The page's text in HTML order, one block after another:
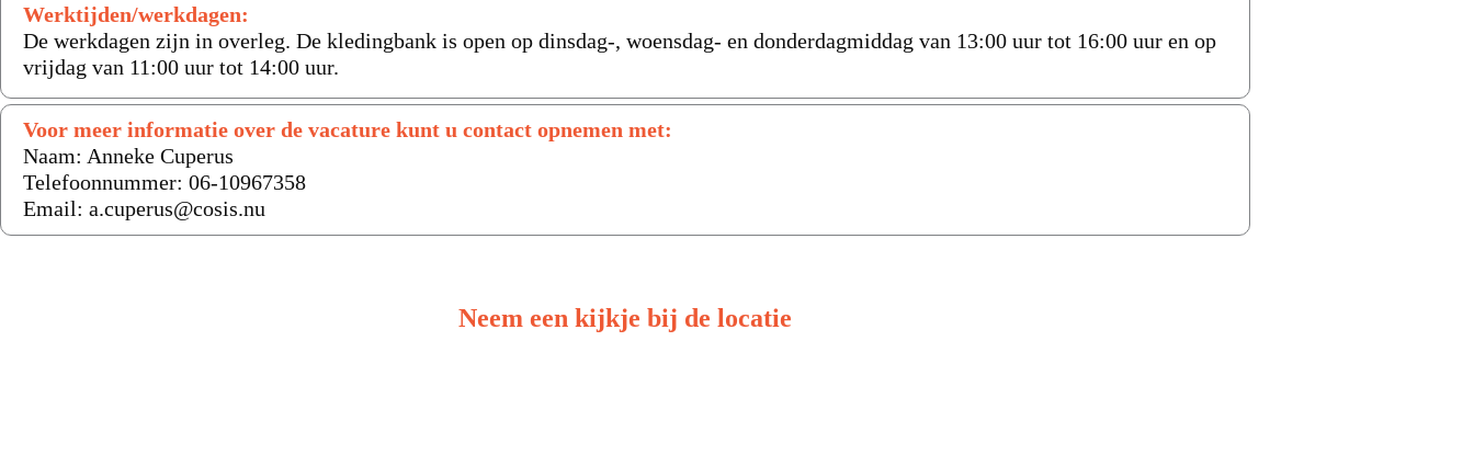
Werktijden/werkdagen:
De werkdagen zijn in overleg. De kledingbank is open op dinsdag-, woensdag- en donderdagmiddag van 13:00 uur tot 16:00 uur en op
vrijdag van 11:00 uur tot 14:00 uur.
Voor meer informatie over de vacature kunt u contact opnemen met:
Naam: Anneke Cuperus
Telefoonnummer: 06-10967358
Email: a.cuperus@cosis.nu
Neem een kijkje bij de locatie